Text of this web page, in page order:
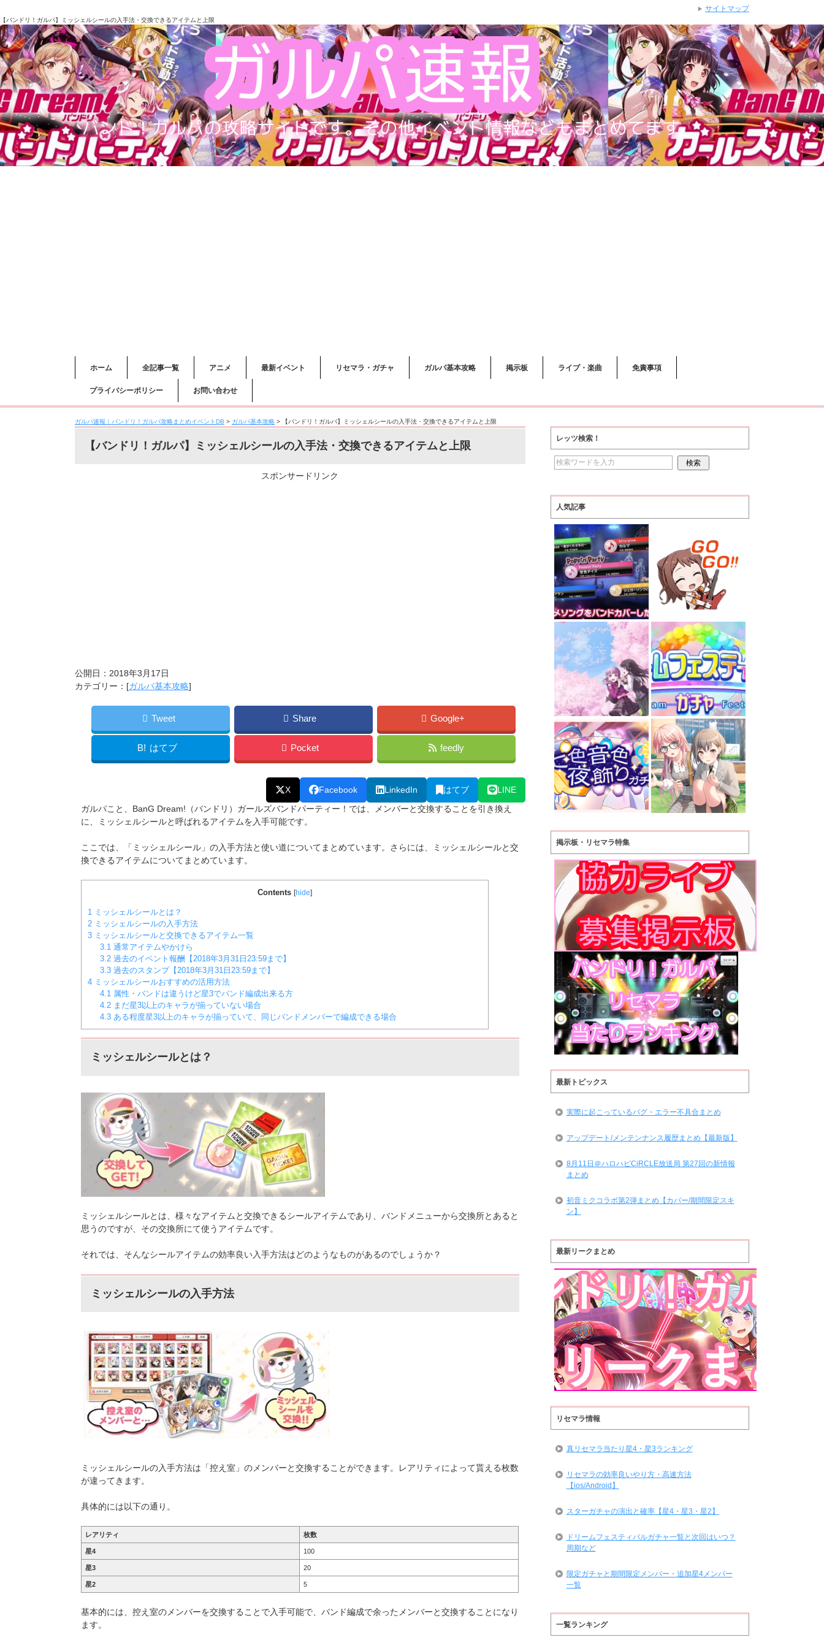
【バンドリ！ガルパ】ミッシェルシールの入手法・交換できるアイテムと上限
ホーム 全記事一覧 アニメ 最新イベント リセマラ・ガチャ ガルパ基本攻略 掲示板 ライブ・楽曲 免責事項
プライバシーポリシー お問い合わせ
ガルパ速報｜バンドリ！ガルパ攻略まとめイベントDB > ガルパ基本攻略 > 【バンドリ！ガルパ】ミッシェルシールの入手法・交換できるアイテムと上限
【バンドリ！ガルパ】ミッシェルシールの入手法・交換できるアイテムと上限
スポンサードリンク
公開日： 2018年3月17日
カテゴリー：[ガルパ基本攻略]
Tweet Share Google+
B! はてブ Pocket feedly
X Facebook LinkedIn はてブ
LINE
ガルパこと、BanG Dream!（バンドリ）ガールズバンドパーティー！では、メンバーと交換することを引き換え
に、ミッシェルシールと呼ばれるアイテムを入手可能です。
ここでは、「ミッシェルシール」の入手方法と使い道についてまとめています。さらには、ミッシェルシールと交
換できるアイテムについてまとめています。
Contents [hide]
1 ミッシェルシールとは？
2 ミッシェルシールの入手方法
3 ミッシェルシールと交換できるアイテム一覧
3.1通常アイテムやかけら
3.2過去のイベント報酬【2018年3月31日23:59まで】
3.3過去のスタンプ【2018年3月31日23:59まで】
4 ミッシェルシールおすすめの活用方法
4.1属性・バンドは違うけど星3でバンド編成出来る方
4.2まだ星3以上のキャラが揃っていない場合
4.3ある程度星3以上のキャラが揃っていて、同じバンドメンバーで編成できる場合
ミッシェルシールとは？
ミッシェルシールとは、様々なアイテムと交換できるシールアイテムであり、バンドメニューから交換所とあると
思うのですが、その交換所にて使うアイテムです。
それでは、そんなシールアイテムの効率良い入手方法はどのようなものがあるのでしょうか？
ミッシェルシールの入手方法
ミッシェルシールの入手方法は「控え室」のメンバーと交換することができます。レアリティによって貰える枚数
が違ってきます。
具体的には以下の通り。
レアリティ 枚数
星4 100
星3 20
星2 5
基本的には、控え室のメンバーを交換することで入手可能で、バンド編成で余ったメンバーと交換することになり
ます。
レッツ検索！
人気記事
掲示板・リセマラ特集
最新トピックス
実際に起こっているバグ・エラー不具合まとめ
アップデート/メンテンナンス履歴まとめ【最新版】
8月11日＠ハロハピCiRCLE放送局 第27回の新情報
まとめ
初音ミクコラボ第2弾まとめ【カバー/期間限定スキ
ン】
最新リークまとめ
リセマラ情報
真リセマラ当たり星4・星3ランキング
リセマラの効率良いやり方・高速方法
【ios/Android】
スターガチャの演出と確率【星4・星3・星2】
ドリームフェスティバルガチャ一覧と次回はいつ？
周期など
限定ガチャと期間限定メンバー・追加星4メンバー
一覧
一覧ランキング
サイトマップ